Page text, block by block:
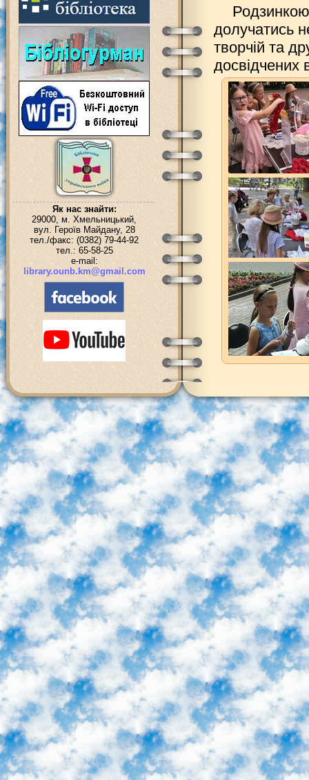
Як нас знайти:
29000, м. Хмельницький,
вул. Героїв Майдану, 28
тел./факс: (0382) 79-44-92
тел.: 65-58-25
e-mail:
library.ounb.km@gmail.com
долучатись
творчій та
досвідчених